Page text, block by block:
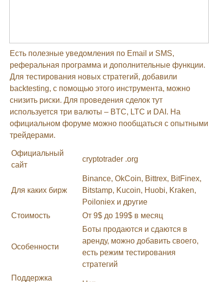
Есть полезные уведомления по Email и SMS,
реферальная программа и дополнительные функции.
Для тестирования новых стратегий, добавили
backtesting, с помощью этого инструмента, можно
снизить риски. Для проведения сделок тут
используется три валюты – BTC, LTC и DAI. На
официальном форуме можно пообщаться с опытными
трейдерами.
Официальный
сайт
cryptotrader .org
Для каких бирж
Binance, OkCoin, Bittrex, BitFinex,
Bitstamp, Kucoin, Huobi, Kraken,
Poiloniex и другие
Стоимость
От 9$ до 199$ в месяц
Особенности
Боты продаются и сдаются в
аренду, можно добавить своего,
есть режим тестирования
стратегий
Поддержка